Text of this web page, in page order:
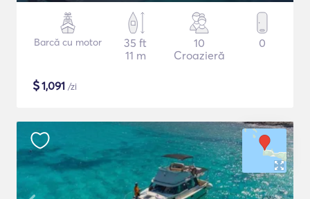
Barcă cu motor
35 ft
11 m
10
Croazieră
0
$1,091 /zi